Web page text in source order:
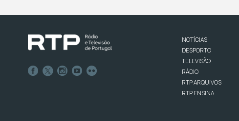
NOTÍCIAS
DESPORTO
TELEVISÃO
RÁDIO
RTP ARQUIVOS
RTP ENSINA